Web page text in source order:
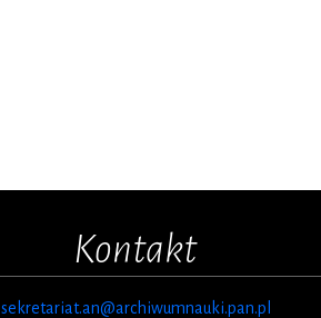
Kontakt
sekretariat.an@archiwumnauki.pan.pl